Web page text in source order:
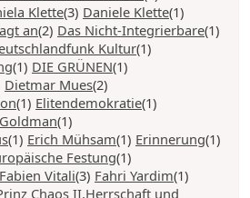
Klette(3) Daniele Klette(1)
an(2) Das Nicht-Integrierbare(1)
Kultur(1)
(1) DIE GRÜNEN(1)
Dietmar Mues(2)
(1) Elitendemokratie(1)
(1)
(1) Erich Mühsam(1) Erinnerung(1)
Festung(1)
Fabien Vitali(3) Fahri Yardim(1)
Chaos II,Herrschaft und